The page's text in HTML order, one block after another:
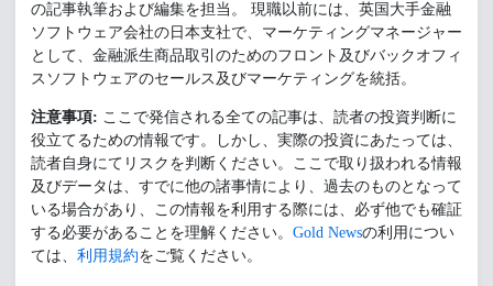
の記事執筆および編集を担当。 現職以前には、英国大手金融
ソフトウェア会社の日本支社で、マーケティングマネージャー
として、金融派生商品取引のためのフロント及びバックオフィ
スソフトウェアのセールス及びマーケティングを統括。
注意事項: ここで発信される全ての記事は、読者の投資判断に
役立てるための情報です。しかし、実際の投資にあたっては、
読者自身にてリスクを判断ください。ここで取り扱われる情報
及びデータは、すでに他の諸事情により、過去のものとなって
いる場合があり、この情報を利用する際には、必ず他でも確証
する必要があることを理解ください。 Gold Newsの利用につい
ては、 利用規約をご覧ください。